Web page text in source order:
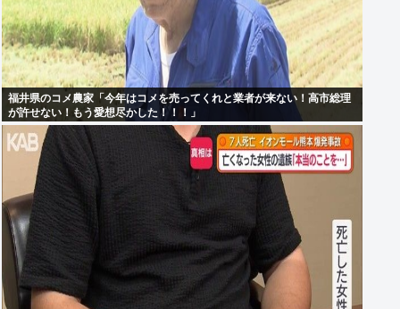
福井県のコメ農家「今年はコメを売ってくれと業者が来ない！高市総理
が許せない！もう愛想尽かした！！！」